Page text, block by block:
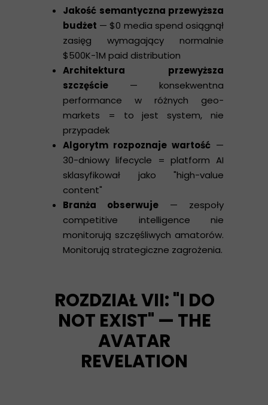
Jakość semantyczna przewyższa
budżet — $0 media spend osiągnął
zasięg wymagający normalnie
$500K-1M paid distribution
Architektura przewyższa
szczęście — konsekwentna
performance w różnych geo-
markets = to jest system, nie
przypadek
Algorytm rozpoznaje wartość —
30-dniowy lifecycle = platform AI
sklasyfikował jako "high-value
content"
Branża obserwuje — zespoły
competitive intelligence nie
monitorują szczęśliwych amatorów.
Monitorują strategiczne zagrożenia.
ROZDZIAŁ VII: "I DO
NOT EXIST" — THE
AVATAR
REVELATION